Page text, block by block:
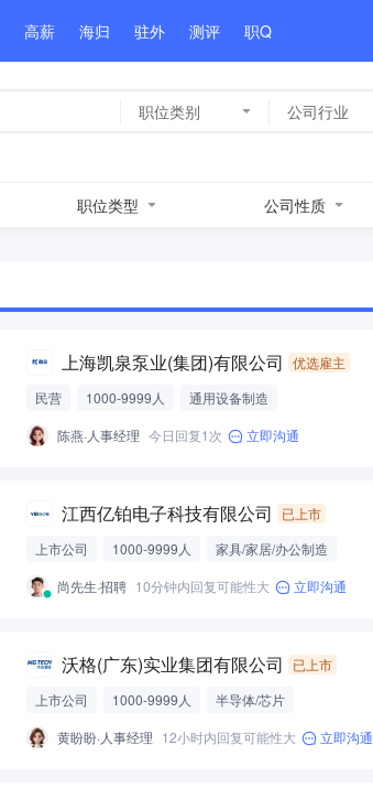
高薪 海归 驻外 测评 职Q
职位类别 公司行业
职位类型 公司性质
上海凯泉泵业(集团)有限公司 优选雇主
民营
1000-9999人
通用设备制造
陈燕·人事经理 今日回复1次 立即沟通
江西亿铂电子科技有限公司
已上市
上市公司
1000-9999人
家具/家居/办公制造
尚先生·招聘 10分钟内回复可能性大 立即沟通
沃格(广东)实业集团有限公司
已上市
上市公司
1000-9999人
半导体/芯片
黄盼盼·人事经理 12小时内回复可能性大 立即沟通